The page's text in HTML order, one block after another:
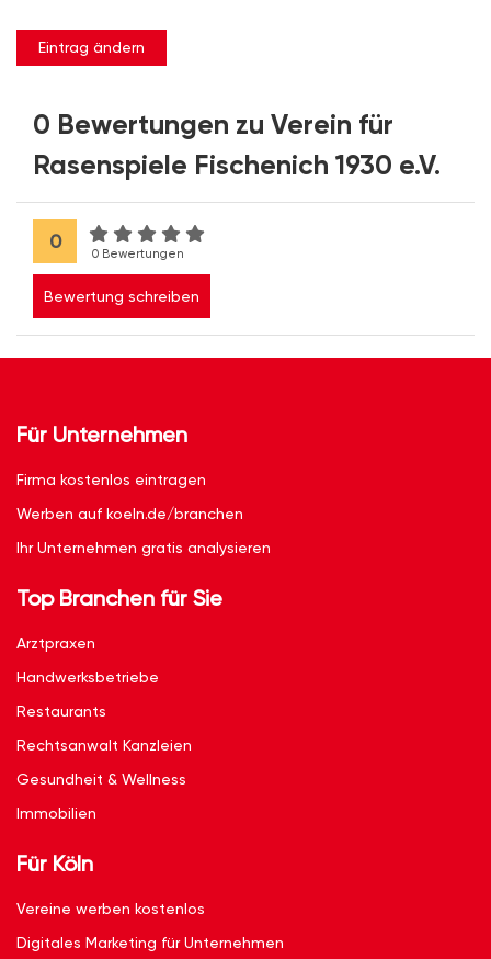
Eintrag ändern
0 Bewertungen zu Verein für
Rasenspiele Fischenich 1930 e.V.
0
0 Bewertungen
Bewertung schreiben
Für Unternehmen
Firma kostenlos eintragen
Werben auf koeln.de/branchen
Ihr Unternehmen gratis analysieren
Top Branchen für Sie
Arztpraxen
Handwerksbetriebe
Restaurants
Rechtsanwalt Kanzleien
Gesundheit & Wellness
Immobilien
Für Köln
Vereine werben kostenlos
Digitales Marketing für Unternehmen